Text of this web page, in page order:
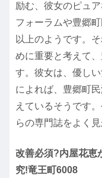
励む、彼女のピュ
フォーラムや豊郷
以上のようです。
めに重要と考えて
す。彼女は、優し
によれば、豊郷町
えているそうです
らの専門誌をよく
改善必須?内屋花恵
究!竜王町6008